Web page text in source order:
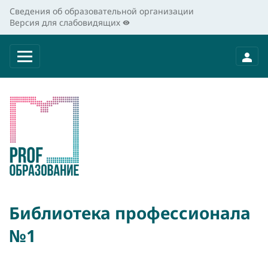
Сведения об образовательной организации
Версия для слабовидящих
Библиотека профессионала
№1